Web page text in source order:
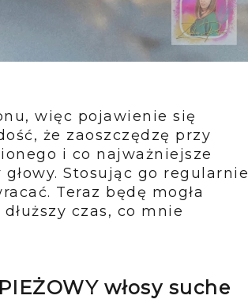
więc pojawienie się
że zaoszczędzę przy
i co najważniejsze
Stosując go regularnie
Teraz będę mogła
czas, co mnie
włosy suche